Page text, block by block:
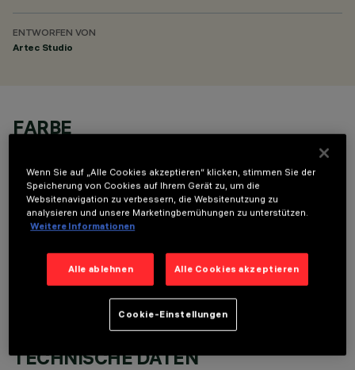
ENTWORFEN VON
Artec Studio
FARBE
TECHNISCHE DATEN
Wenn Sie auf „Alle Cookies akzeptieren“ klicken, stimmen Sie der
Speicherung von Cookies auf Ihrem Gerät zu, um die
Websitenavigation zu verbessern, die Websitenutzung zu
analysieren und unsere Marketingbemühungen zu unterstützen.
Weitere Informationen
Alle ablehnen Alle Cookies akzeptieren
Cookie-Einstellungen